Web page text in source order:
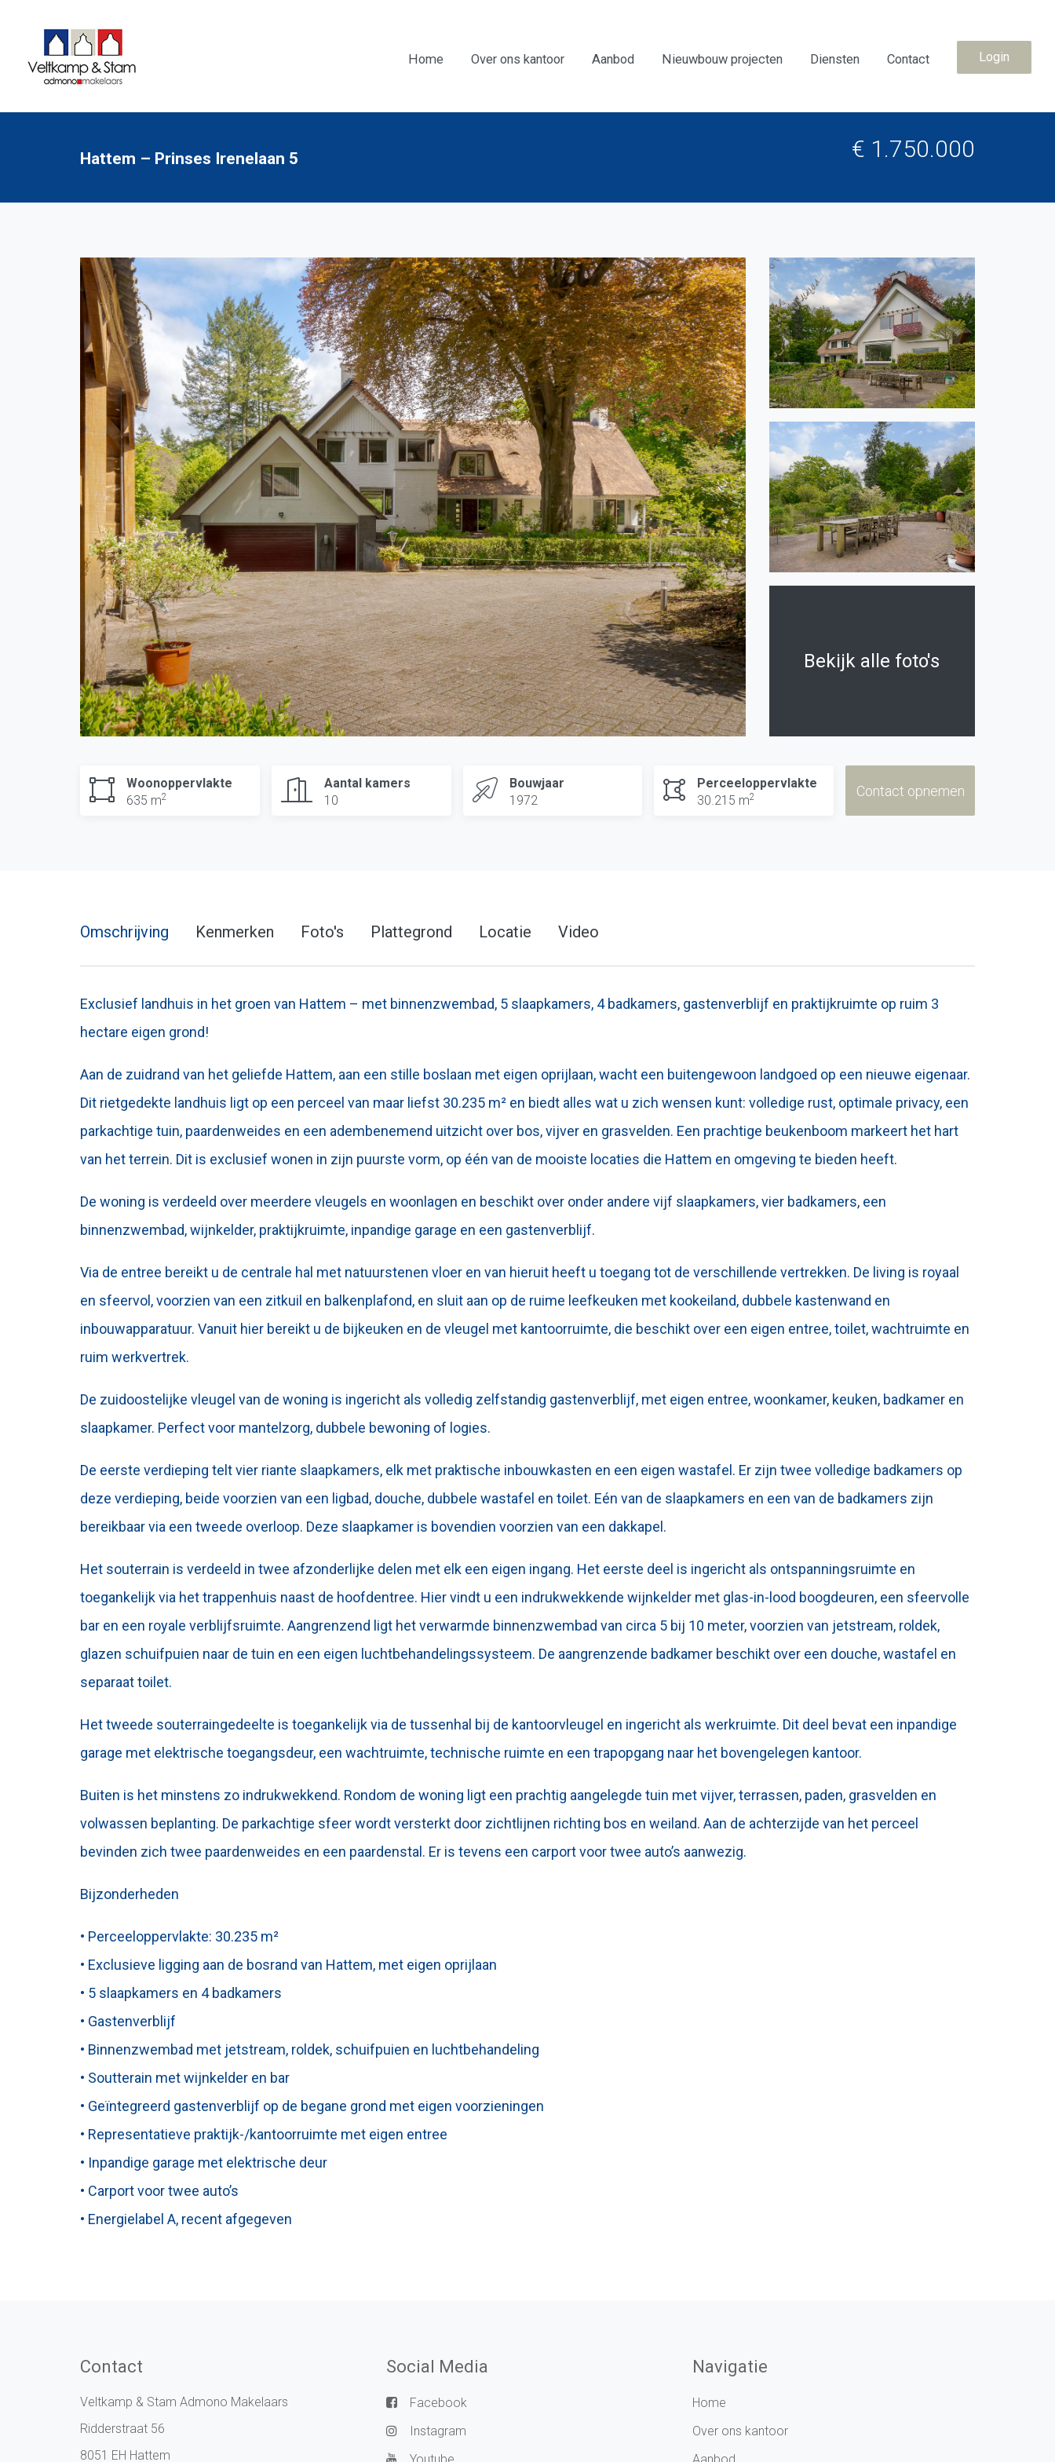
Home Over ons kantoor Aanbod Nieuwbouw projecten Diensten Contact Login
Hattem – Prinses Irenelaan 5 € 1.750.000
Bekijk alle foto's
Woonoppervlakte
635 m2
Aantal kamers
10
Bouwjaar
1972
Perceeloppervlakte
30.215 m2 Contact opnemen
Omschrijving Kenmerken Foto's Plattegrond Locatie Video
Exclusief landhuis in het groen van Hattem – met binnenzwembad, 5 slaapkamers, 4 badkamers, gastenverblijf en praktijkruimte op ruim 3
hectare eigen grond!
Aan de zuidrand van het geliefde Hattem, aan een stille boslaan met eigen oprijlaan, wacht een buitengewoon landgoed op een nieuwe eigenaar.
Dit rietgedekte landhuis ligt op een perceel van maar liefst 30.235 m² en biedt alles wat u zich wensen kunt: volledige rust, optimale privacy, een
parkachtige tuin, paardenweides en een adembenemend uitzicht over bos, vijver en grasvelden. Een prachtige beukenboom markeert het hart
van het terrein. Dit is exclusief wonen in zijn puurste vorm, op één van de mooiste locaties die Hattem en omgeving te bieden heeft.
De woning is verdeeld over meerdere vleugels en woonlagen en beschikt over onder andere vijf slaapkamers, vier badkamers, een
binnenzwembad, wijnkelder, praktijkruimte, inpandige garage en een gastenverblijf.
Via de entree bereikt u de centrale hal met natuurstenen vloer en van hieruit heeft u toegang tot de verschillende vertrekken. De living is royaal
en sfeervol, voorzien van een zitkuil en balkenplafond, en sluit aan op de ruime leefkeuken met kookeiland, dubbele kastenwand en
inbouwapparatuur. Vanuit hier bereikt u de bijkeuken en de vleugel met kantoorruimte, die beschikt over een eigen entree, toilet, wachtruimte en
ruim werkvertrek.
De zuidoostelijke vleugel van de woning is ingericht als volledig zelfstandig gastenverblijf, met eigen entree, woonkamer, keuken, badkamer en
slaapkamer. Perfect voor mantelzorg, dubbele bewoning of logies.
De eerste verdieping telt vier riante slaapkamers, elk met praktische inbouwkasten en een eigen wastafel. Er zijn twee volledige badkamers op
deze verdieping, beide voorzien van een ligbad, douche, dubbele wastafel en toilet. Eén van de slaapkamers en een van de badkamers zijn
bereikbaar via een tweede overloop. Deze slaapkamer is bovendien voorzien van een dakkapel.
Het souterrain is verdeeld in twee afzonderlijke delen met elk een eigen ingang. Het eerste deel is ingericht als ontspanningsruimte en
toegankelijk via het trappenhuis naast de hoofdentree. Hier vindt u een indrukwekkende wijnkelder met glas-in-lood boogdeuren, een sfeervolle
bar en een royale verblijfsruimte. Aangrenzend ligt het verwarmde binnenzwembad van circa 5 bij 10 meter, voorzien van jetstream, roldek,
glazen schuifpuien naar de tuin en een eigen luchtbehandelingssysteem. De aangrenzende badkamer beschikt over een douche, wastafel en
separaat toilet.
Het tweede souterraingedeelte is toegankelijk via de tussenhal bij de kantoorvleugel en ingericht als werkruimte. Dit deel bevat een inpandige
garage met elektrische toegangsdeur, een wachtruimte, technische ruimte en een trapopgang naar het bovengelegen kantoor.
Buiten is het minstens zo indrukwekkend. Rondom de woning ligt een prachtig aangelegde tuin met vijver, terrassen, paden, grasvelden en
volwassen beplanting. De parkachtige sfeer wordt versterkt door zichtlijnen richting bos en weiland. Aan de achterzijde van het perceel
bevinden zich twee paardenweides en een paardenstal. Er is tevens een carport voor twee auto’s aanwezig.
Bijzonderheden
• Perceeloppervlakte: 30.235 m²
• Exclusieve ligging aan de bosrand van Hattem, met eigen oprijlaan
• 5 slaapkamers en 4 badkamers
• Gastenverblijf
• Binnenzwembad met jetstream, roldek, schuifpuien en luchtbehandeling
• Soutterain met wijnkelder en bar
• Geïntegreerd gastenverblijf op de begane grond met eigen voorzieningen
• Representatieve praktijk-/kantoorruimte met eigen entree
• Inpandige garage met elektrische deur
• Carport voor twee auto’s
• Energielabel A, recent afgegeven
Contact
Veltkamp & Stam Admono Makelaars
Ridderstraat 56
8051 EH Hattem
Social Media
Facebook
Instagram
Navigatie
Home
Over ons kantoor